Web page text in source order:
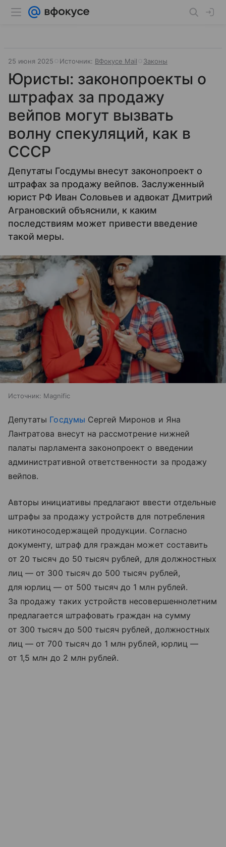
25 июня 2025 Источник: ВФокусе Mail Законы
Юристы: законопроекты о
штрафах за продажу
вейпов могут вызвать
волну спекуляций, как в
СССР
Депутаты Госдумы внесут законопроект о
штрафах за продажу вейпов. Заслуженный
юрист РФ Иван Соловьев и адвокат Дмитрий
Аграновский объяснили, к каким
последствиям может привести введение
такой меры.
Источник: Magnific
Депутаты Госдумы Сергей Миронов и Яна
Лантратова внесут на рассмотрение нижней
палаты парламента законопроект о введении
административной ответственности за продажу
вейпов.
Авторы инициативы предлагают ввести отдельные
штрафы за продажу устройств для потребления
никотиносодержащей продукции. Согласно
документу, штраф для граждан может составить
от 20 тысяч до 50 тысяч рублей, для должностных
лиц — от 300 тысяч до 500 тысяч рублей,
для юрлиц — от 500 тысяч до 1 млн рублей.
За продажу таких устройств несовершеннолетним
предлагается штрафовать граждан на сумму
от 300 тысяч до 500 тысяч рублей, должностных
лиц — от 700 тысяч до 1 млн рублей, юрлиц —
от 1,5 млн до 2 млн рублей.